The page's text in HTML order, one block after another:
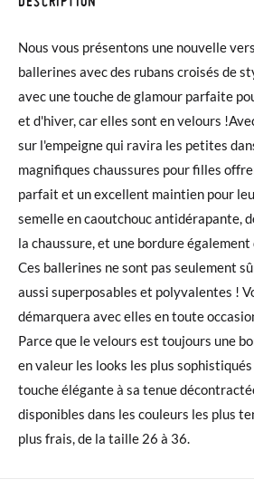
Nous vous présentons une nouvelle
ballerines avec des rubans croisés de
avec une touche de glamour parfaite
et d'hiver, car elles sont en velours
sur l'empeigne qui ravira les petites
magnifiques chaussures pour filles
parfait et un excellent maintien pour
semelle en caoutchouc antidérapante,
la chaussure, et une bordure également
Ces ballerines ne sont pas seulement
aussi superposables et polyvalentes !
démarquera avec elles en toute
Parce que le velours est toujours une
en valeur les looks les plus
touche élégante à sa tenue
disponibles dans les couleurs les plus
plus frais, de la taille 26 à 36.